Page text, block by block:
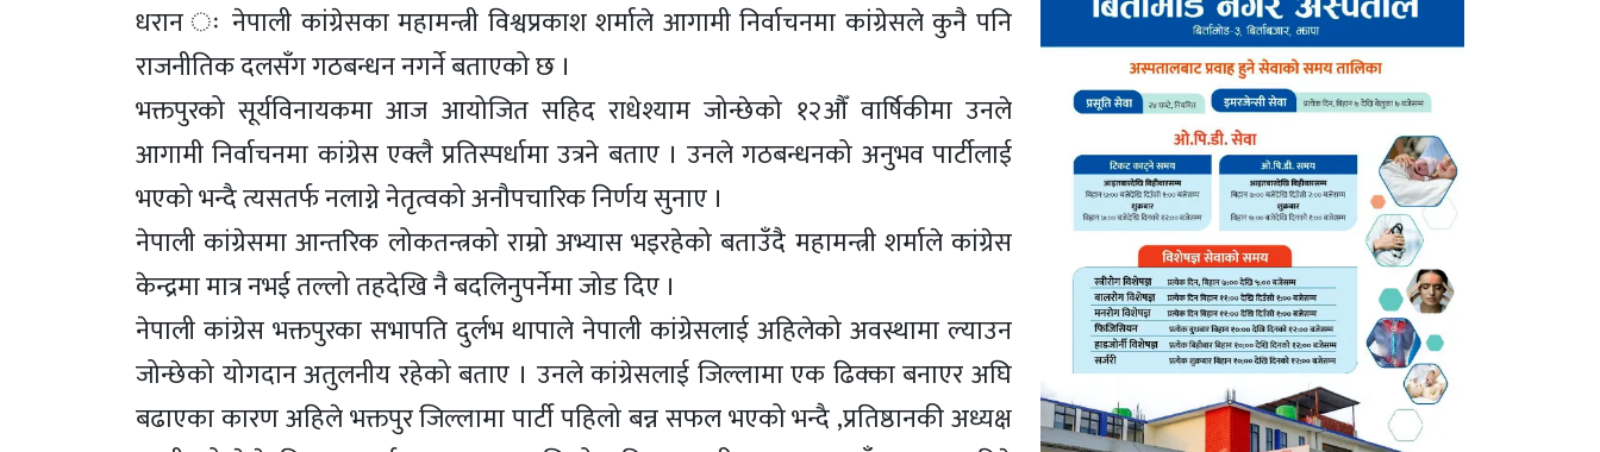
धरान ः नेपाली कांग्रेसका महामन्त्री विश्वप्रकाश शर्माले आगामी निर्वाचनमा कांग्रेसले कुनै पनि
राजनीतिक दलसँग गठबन्धन नगर्ने बताएको छ ।
भक्तपुरको सूर्यविनायकमा आज आयोजित सहिद राधेश्याम जोन्छेको १२औँ वार्षिकीमा उनले
आगामी निर्वाचनमा कांग्रेस एक्लै प्रतिस्पर्धामा उत्रने बताए । उनले गठबन्धनको अनुभव पार्टीलाई
भएको भन्दै त्यसतर्फ नलाग्ने नेतृत्वको अनौपचारिक निर्णय सुनाए ।
नेपाली कांग्रेसमा आन्तरिक लोकतन्त्रको राम्रो अभ्यास भइरहेको बताउँदै महामन्त्री शर्माले कांग्रेस
केन्द्रमा मात्र नभई तल्लो तहदेखि नै बदलिनुपर्नेमा जोड दिए ।
नेपाली कांग्रेस भक्तपुरका सभापति दुर्लभ थापाले नेपाली कांग्रेसलाई अहिलेको अवस्थामा ल्याउन
जोन्छेको योगदान अतुलनीय रहेको बताए । उनले कांग्रेसलाई जिल्लामा एक ढिक्का बनाएर अघि
बढाएका कारण अहिले भक्तपुर जिल्लामा पार्टी पहिलो बन्न सफल भएको भन्दै ,प्रतिष्ठानकी अध्यक्ष